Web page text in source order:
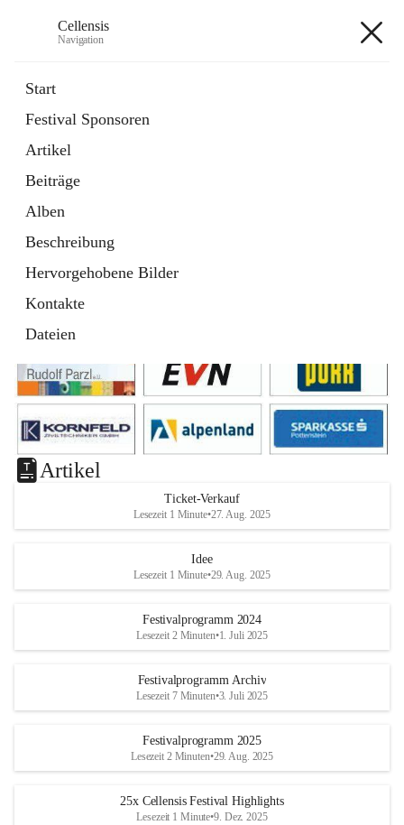
Cellensis
Navigation
Start
Festival Sponsoren
Artikel
Beiträge
Alben
Beschreibung
Hervorgehobene Bilder
Kontakte
Dateien
Festival Sponsoren
Artikel
Ticket-Verkauf
Lesezeit 1 Minute•27. Aug. 2025
Idee
Lesezeit 1 Minute•29. Aug. 2025
Festivalprogramm 2024
Lesezeit 2 Minuten•1. Juli 2025
Festivalprogramm Archiv
Lesezeit 7 Minuten•3. Juli 2025
Festivalprogramm 2025
Lesezeit 2 Minuten•29. Aug. 2025
25x Cellensis Festival Highlights
Lesezeit 1 Minute•9. Dez. 2025